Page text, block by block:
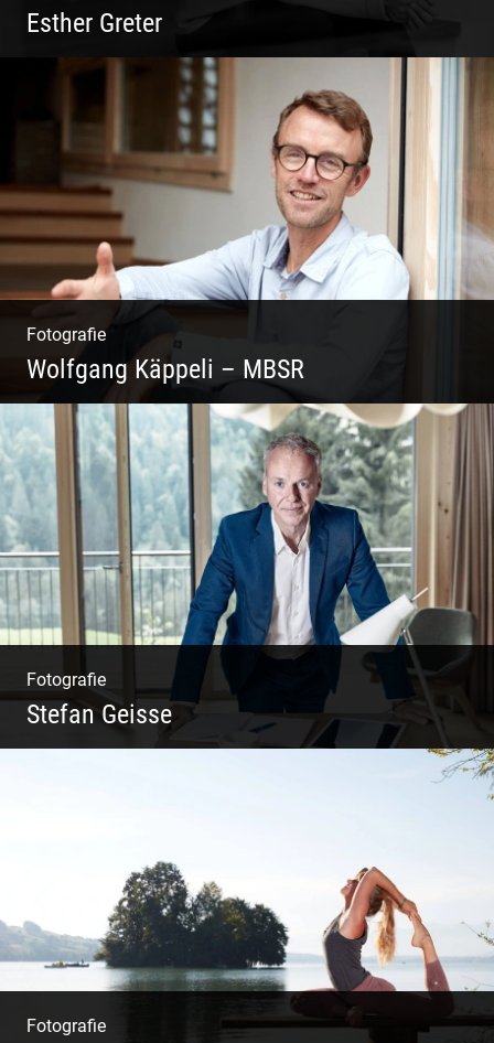
Esther Greter
Coaching, Frauenkreise, Trantric Yoga:
Esther Greter
Fotografie
Wolfgang Käppeli – MBSR
Shooting: Achtsamkeitstrainer
Fotografie
Stefan Geisse
Fotografie